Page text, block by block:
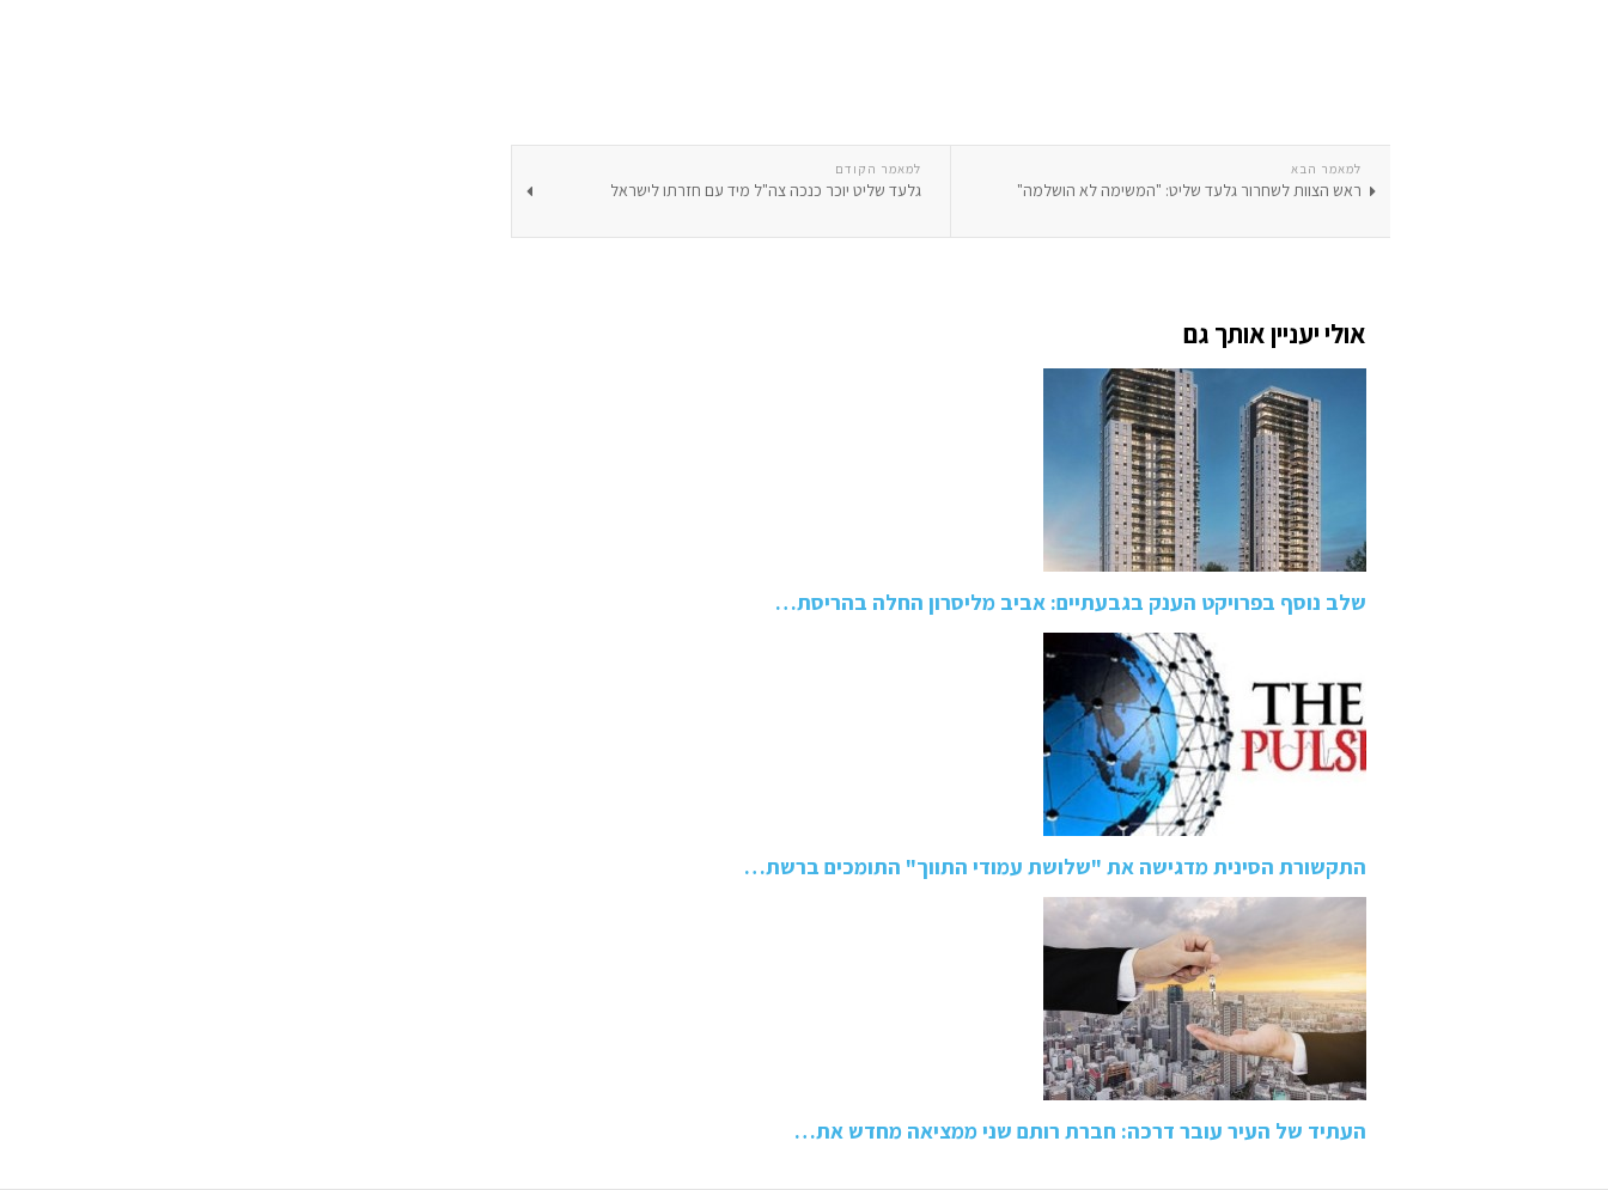
למאמר הקודם
גלעד שליט יוכר כנכה צה"ל מיד עם חזרתו לישראל
למאמר הבא
ראש הצוות לשחרור גלעד שליט: "המשימה לא הושלמה"
אולי יעניין אותך גם
שלב נוסף בפרויקט הענק בגבעתיים: אביב מליסרון החלה בהריסת…
התקשורת הסינית מדגישה את "שלושת עמודי התווך" התומכים ברשת…
העתיד של העיר עובר דרכה: חברת רותם שני ממציאה מחדש את…